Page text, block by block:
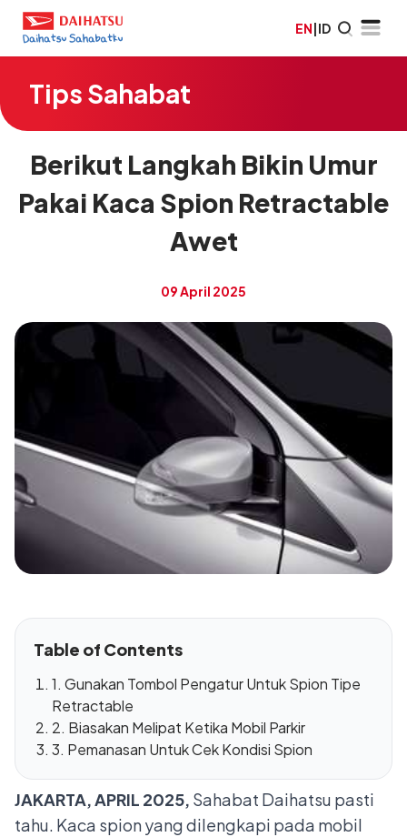
EN|ID
Tips Sahabat
Berikut Langkah Bikin Umur
Pakai Kaca Spion Retractable
Awet
09 April 2025
Table of Contents
1. Gunakan Tombol Pengatur Untuk Spion Tipe
Retractable
2. Biasakan Melipat Ketika Mobil Parkir
3. Pemanasan Untuk Cek Kondisi Spion
JAKARTA, APRIL 2025, Sahabat Daihatsu pasti
tahu. Kaca spion yang dilengkapi pada mobil